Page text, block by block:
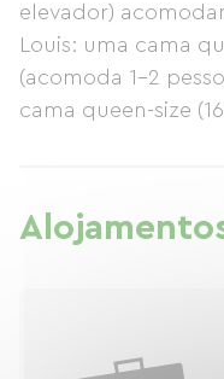
elevador)
Louis: uma cama
(acomoda 1-2
cama queen-size
quartos de
banheiro privativo
manhã está